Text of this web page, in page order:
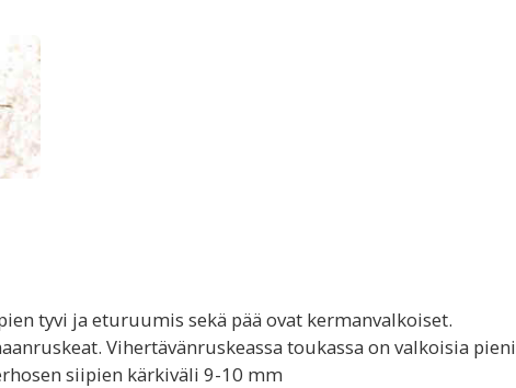
tyvi ja eturuumis sekä pää ovat kermanvalkoiset.
Vihertävänruskeassa toukassa on valkoisia
siipien kärkiväli 9-10 mm